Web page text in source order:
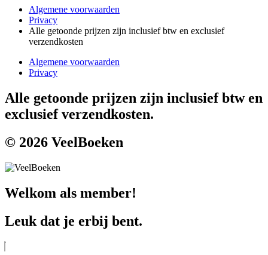
Algemene voorwaarden
Privacy
Alle getoonde prijzen zijn inclusief btw en exclusief
verzendkosten
Algemene voorwaarden
Privacy
Alle getoonde prijzen zijn inclusief btw en
exclusief verzendkosten.
© 2026 VeelBoeken
Welkom als member!
Leuk dat je erbij bent.